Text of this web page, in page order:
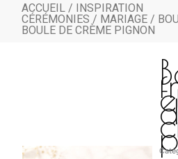
ACCUEIL / INSPIRATION
CÉRÉMONIES / MARIAGE /
BOULE DE CRÈME PIGNON